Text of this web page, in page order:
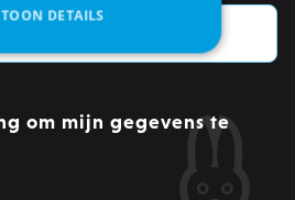
om mijn gegevens te
TOON DETAILS
of prestatiegerichte cookies